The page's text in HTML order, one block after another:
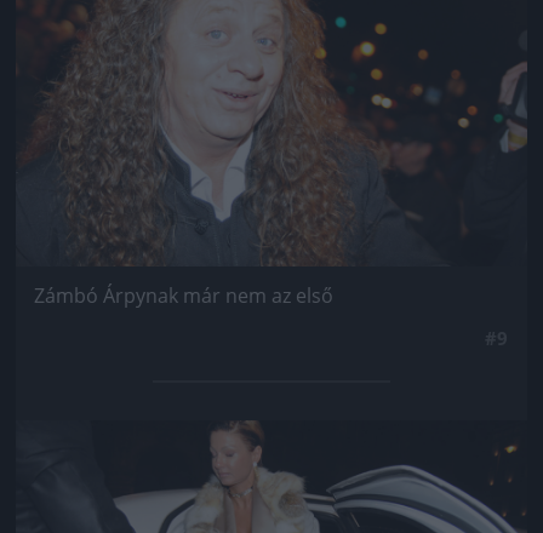
Zámbó Árpynak már nem az első
Jön még kép!